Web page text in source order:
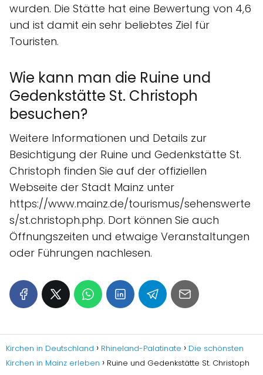
wurden. Die Stätte hat eine Bewertung von 4,6
und ist damit ein sehr beliebtes Ziel für
Touristen.
Wie kann man die Ruine und
Gedenkstätte St. Christoph
besuchen?
Weitere Informationen und Details zur
Besichtigung der Ruine und Gedenkstätte St.
Christoph finden Sie auf der offiziellen
Webseite der Stadt Mainz unter
https://www.mainz.de/tourismus/sehenswerte
s/st.christoph.php. Dort können Sie auch
Öffnungszeiten und etwaige Veranstaltungen
oder Führungen nachlesen.
Kirchen in Deutschland Rhineland-Palatinate
Die schönsten
Kirchen in Mainz erleben
Ruine und Gedenkstätte St. Christoph